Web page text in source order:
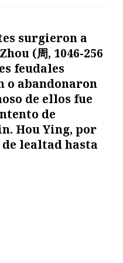
surgieron a
(周, 1046-256
feudales
o abandonaron
de ellos fue
de
Hou Ying, por
lealtad hasta